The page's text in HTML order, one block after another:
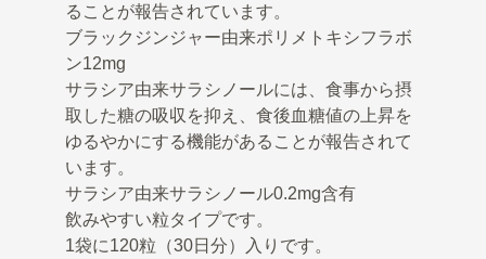
ることが報告されています。
ブラックジンジャー由来ポリメトキシフラボ
ン12mg
サラシア由来サラシノールには、食事から摂
取した糖の吸収を抑え、食後血糖値の上昇を
ゆるやかにする機能があることが報告されて
います。
サラシア由来サラシノール0.2mg含有
飲みやすい粒タイプです。
1袋に120粒（30日分）入りです。